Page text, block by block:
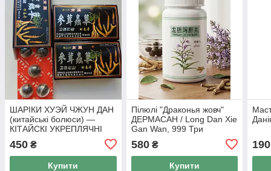
ШАРІКИ ХУЭЙ ЧЖУН ДАН
(китайські болюси) —
КІТАЙСКІ УКРЕПЛЯЧНІ
ПІЛЮЛІ ДЛЯ ТРОЖЧИН, 5
пілюль по 3 г
450 ₴
Купити
Пілюлі "Драконья жовч"
ДЕРМАСАН / Long Dan Xie
Gan Wan, 999 Три
жовчогінним ефектом, 200
шт.
580₴
Купити
190